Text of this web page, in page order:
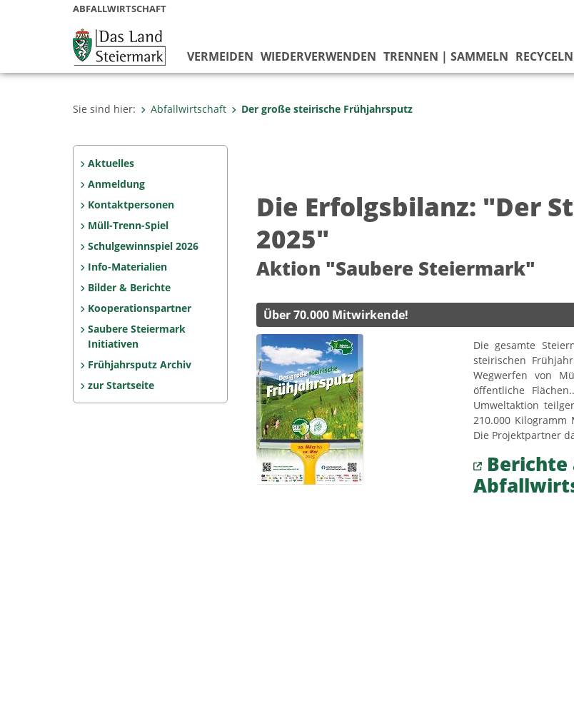
ABFALLWIRTSCHAFT
VERMEIDEN WIEDERVERWENDEN TRENNEN | SAMMELN RECYCELN
Sie sind hier: Abfallwirtschaft Der große steirische Frühjahrsputz
Aktuelles
Anmeldung
Kontaktpersonen
Müll-Trenn-Spiel
Schulgewinnspiel 2026
Info-Materialien
Bilder & Berichte
Kooperationspartner
Saubere Steiermark
Initiativen
Frühjahrsputz Archiv
zur Startseite
Die Erfolgsbilanz: "Der
2025"
Aktion "Saubere Steiermark"
Über 70.000 Mitwirkende!
Die gesamte
steirischen
Wegwerfen von
öffentliche
Umweltaktion
210.000
Die Projektpartner
Berichte